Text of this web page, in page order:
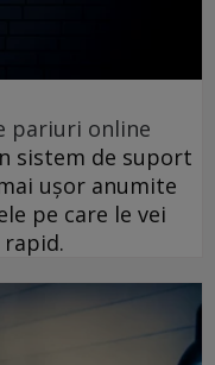
pariuri online
sistem de suport
ușor anumite
pe care le vei